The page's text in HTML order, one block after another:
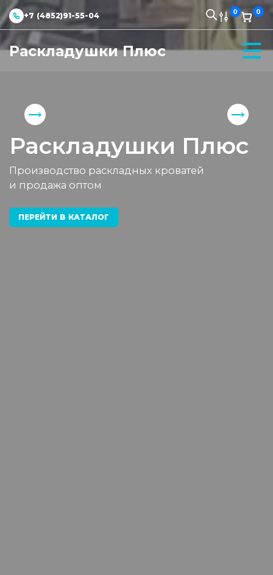
+7 (4852)91-55-04 0 0
Раскладушки Плюс
Раскладушки Плюс
Производство раскладных кроватей
и продажа оптом
ПЕРЕЙТИ В КАТАЛОГ